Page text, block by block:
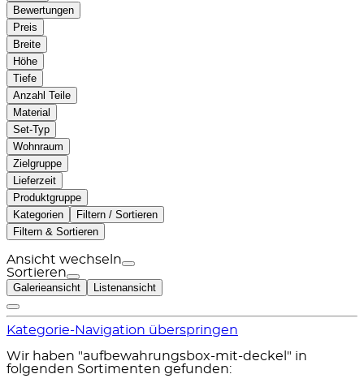
Bewertungen
Preis
Breite
Höhe
Tiefe
Anzahl Teile
Material
Set-Typ
Wohnraum
Zielgruppe
Lieferzeit
Produktgruppe
Kategorien
Filtern / Sortieren
Filtern & Sortieren
Ansicht wechseln
Sortieren
Galerieansicht Listenansicht
Kategorie-Navigation überspringen
Wir haben "aufbewahrungsbox-mit-deckel" in
folgenden Sortimenten gefunden: